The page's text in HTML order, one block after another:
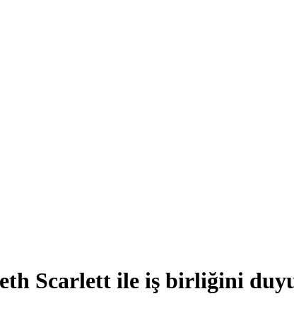
Scarlett ile iş birliğini